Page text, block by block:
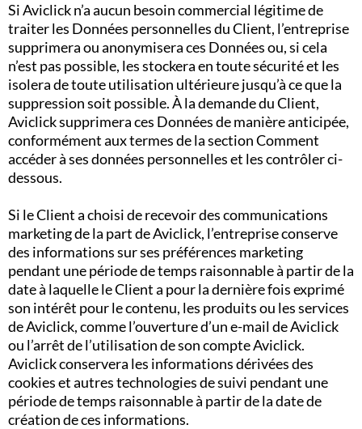
Si Aviclick n’a aucun besoin commercial légitime de
traiter les Données personnelles du Client, l’entreprise
supprimera ou anonymisera ces Données ou, si cela
n’est pas possible, les stockera en toute sécurité et les
isolera de toute utilisation ultérieure jusqu’à ce que la
suppression soit possible. À la demande du Client,
Aviclick supprimera ces Données de manière anticipée,
conformément aux termes de la section Comment
accéder à ses données personnelles et les contrôler ci-
dessous.
Si le Client a choisi de recevoir des communications
marketing de la part de Aviclick, l’entreprise conserve
des informations sur ses préférences marketing
pendant une période de temps raisonnable à partir de la
date à laquelle le Client a pour la dernière fois exprimé
son intérêt pour le contenu, les produits ou les services
de Aviclick, comme l’ouverture d’un e-mail de Aviclick
ou l’arrêt de l’utilisation de son compte Aviclick.
Aviclick conservera les informations dérivées des
cookies et autres technologies de suivi pendant une
période de temps raisonnable à partir de la date de
création de ces informations.